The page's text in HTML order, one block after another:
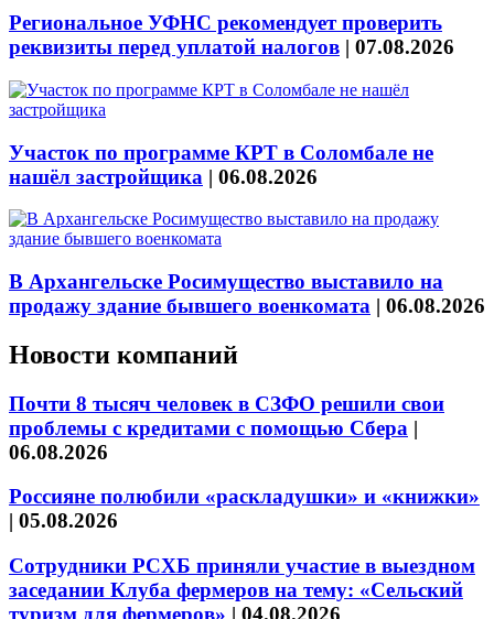
Региональное УФНС рекомендует проверить
реквизиты перед уплатой налогов | 07.08.2026
Участок по программе КРТ в Соломбале не
нашёл застройщика | 06.08.2026
В Архангельске Росимущество выставило на
продажу здание бывшего военкомата | 06.08.2026
Новости компаний
Почти 8 тысяч человек в СЗФО решили свои
проблемы с кредитами с помощью Сбера |
06.08.2026
Россияне полюбили «раскладушки» и «книжки»
| 05.08.2026
Сотрудники РСХБ приняли участие в выездном
заседании Клуба фермеров на тему: «Сельский
туризм для фермеров» | 04.08.2026